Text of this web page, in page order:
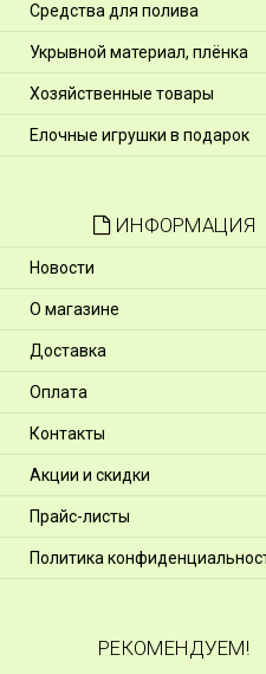
Средства для полива
Укрывной материал, плёнка
Хозяйственные товары
Елочные игрушки в подарок
ИНФОРМАЦИЯ
Новости
О магазине
Доставка
Оплата
Контакты
Акции и скидки
Прайс-листы
Политика
РЕКОМЕНДУЕМ!